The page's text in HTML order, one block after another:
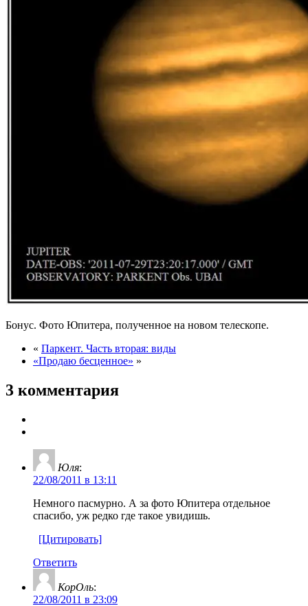
Бонус. Фото Юпитера, полученное на новом телескопе.
« Паркент. Часть вторая: виды
«Продаю бесценное» »
3 комментария
Юля:
22/08/2011 в 13:11
Немного пасмурно. А за фото Юпитера отдельное
спасибо, уж редко где такое увидишь.
[Цитировать]
Ответить
КорОль:
22/08/2011 в 23:09